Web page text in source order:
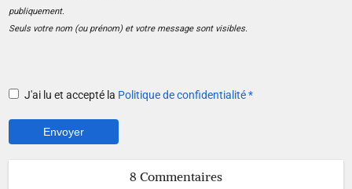
publiquement.
Seuls votre nom (ou prénom) et votre message sont visibles.
J'ai lu et accepté la Politique de confidentialité*
8 Commentaires